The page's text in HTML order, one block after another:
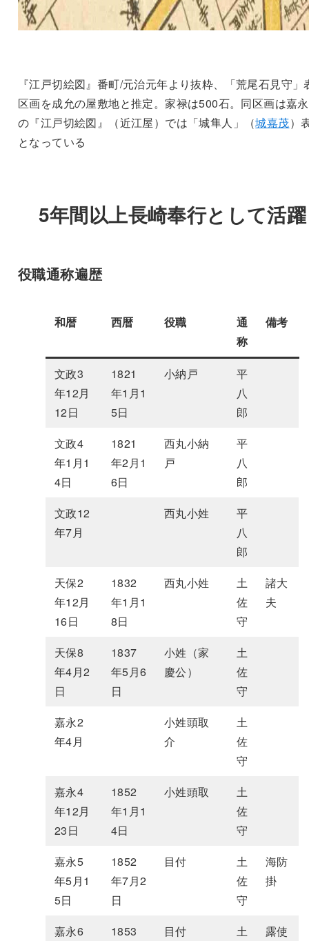
『江戸切絵図』番町/元治元年より抜粋、「荒尾石見守」
区画を成允の屋敷地と推定。家禄は500石。同区画は嘉
の『江戸切絵図』（近江屋）では「城隼人」（城嘉茂）
となっている
5年間以上長崎奉行として活躍
役職通称遍歴
和暦 西暦 役職
通
称
備考
文政3
年12月
12日
1821
年1月1
5日
小納戸
平
八
郎
文政4
年1月1
4日
1821
年2月1
6日
西丸小納
戸
平
八
郎
文政12
年7月
西丸小姓
平
八
郎
天保2
年12月
16日
1832
年1月1
8日
西丸小姓
土
佐
守
諸大
夫
天保8
年4月2
日
1837
年5月6
日
小姓（家
慶公）
土
佐
守
嘉永2
年4月
小姓頭取
介
土
佐
守
嘉永4
年12月
23日
1852
年1月1
4日
小姓頭取
土
佐
守
嘉永5
年5月1
5日
1852
年7月2
日
目付
土
佐
守
海防
掛
嘉永6
1853
目付
土
露使